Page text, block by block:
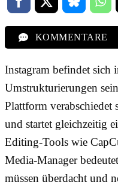
KOMMENTARE
Instagram befindet sich
Umstrukturierungen
Plattform verabschiedet
und startet gleichzeitig
Editing-Tools wie
Media-Manager
müssen überdacht und